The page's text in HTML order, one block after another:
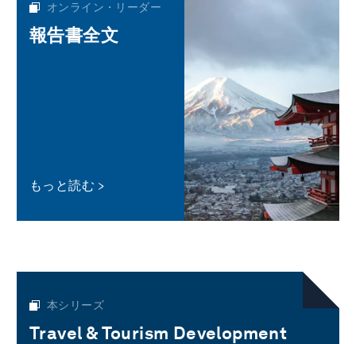
オンライン・リーダー
報告書全文
もっと読む
本シリーズ
Travel & Tourism Development